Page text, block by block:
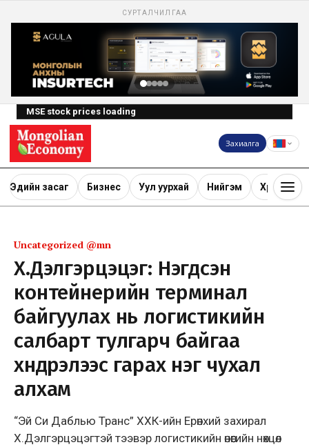
СУРТАЛЧИЛГАА
MSE stock prices loading
Захиалга
Эдийн засаг Бизнес Уул уурхай Нийгэм Хөрөнгө
Uncategorized @mn
Х.Дэлгэрцэцэг: Нэгдсэн
контейнерийн терминал
байгуулах нь логистикийн
салбарт тулгарч байгаа
хүндрэлээс гарах нэг чухал
алхам
“Эй Си Даблью Транс” ХХК-ийн Ерөнхий захирал
Х.Дэлгэрцэцэгтэй тээвэр логистикийн өнөөгийн нөхцөл